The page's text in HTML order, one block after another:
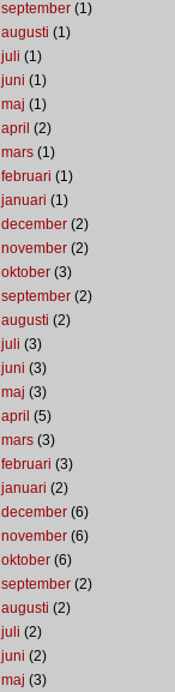
september (1)
augusti (1)
juli (1)
juni (1)
maj (1)
april (2)
mars (1)
februari (1)
januari (1)
december (2)
november (2)
oktober (3)
september (2)
augusti (2)
juli (3)
juni (3)
maj (3)
april (5)
mars (3)
februari (3)
januari (2)
december (6)
november (6)
oktober (6)
september (2)
augusti (2)
juli (2)
juni (2)
maj (3)